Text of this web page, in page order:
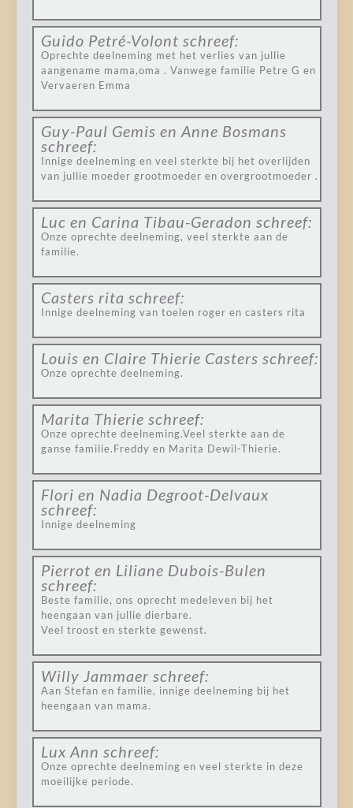
Guido Petré-Volont schreef:
Oprechte deelneming met het verlies van jullie
aangename mama,oma . Vanwege familie Petre G en
Vervaeren Emma
Guy-Paul Gemis en Anne Bosmans
schreef:
Innige deelneming en veel sterkte bij het overlijden
van jullie moeder grootmoeder en overgrootmoeder .
Luc en Carina Tibau-Geradon schreef:
Onze oprechte deelneming, veel sterkte aan de
familie.
Casters rita schreef:
Innige deelneming van toelen roger en casters rita
Louis en Claire Thierie Casters schreef:
Onze oprechte deelneming.
Marita Thierie schreef:
Onze oprechte deelneming.Veel sterkte aan de
ganse familie.Freddy en Marita Dewil-Thierie.
Flori en Nadia Degroot-Delvaux
schreef:
Innige deelneming
Pierrot en Liliane Dubois-Bulen
schreef:
Beste familie, ons oprecht medeleven bij het
heengaan van jullie dierbare.
Veel troost en sterkte gewenst.
Willy Jammaer schreef:
Aan Stefan en familie, innige deelneming bij het
heengaan van mama.
Lux Ann schreef:
Onze oprechte deelneming en veel sterkte in deze
moeilijke periode.